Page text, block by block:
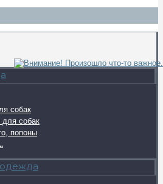
собак
для собак
попоны